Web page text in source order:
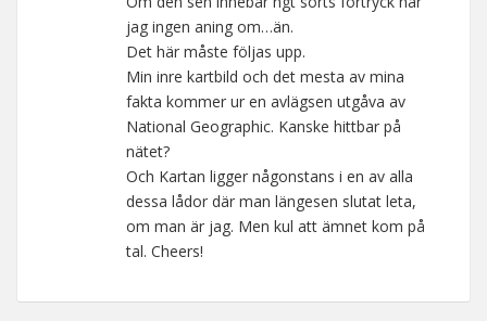
jag ingen aning om…än.
Det här måste följas upp.
Min inre kartbild och det mesta av mina
fakta kommer ur en avlägsen utgåva av
National Geographic. Kanske hittbar på
nätet?
Och Kartan ligger någonstans i en av alla
dessa lådor där man längesen slutat leta,
om man är jag. Men kul att ämnet kom på
tal. Cheers!